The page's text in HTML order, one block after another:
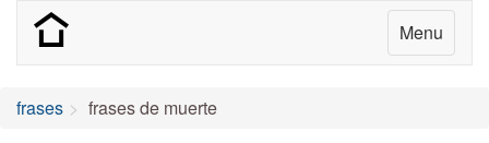
Menu
frases frases de muerte